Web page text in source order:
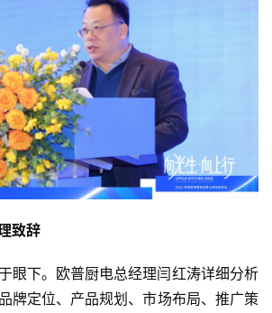
致辞
眼下。欧普厨电总经理闫红涛详细分析
牌定位、产品规划、市场布局、推广策